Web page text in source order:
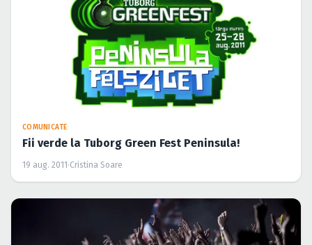
COMUNICATE
Fii verde la Tuborg Green Fest Peninsula!
19 aug. 2011 ·Cristina Soare